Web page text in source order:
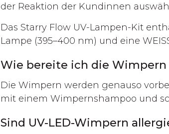
der Reaktion der Kundinnen
Das Starry Flow UV-Lampen-Kit
Lampe (395–400 nm) und eine
Wie bereite ich die Wimpern
Die Wimpern werden genauso
mit einem Wimpernshampoo und
Sind UV-LED-Wimpern